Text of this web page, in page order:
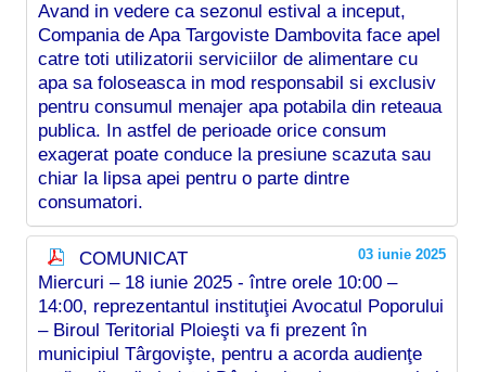
Avand in vedere ca sezonul estival a inceput,
Compania de Apa Targoviste Dambovita face apel
catre toti utilizatorii serviciilor de alimentare cu
apa sa foloseasca in mod responsabil si exclusiv
pentru consumul menajer apa potabila din reteaua
publica. In astfel de perioade orice consum
exagerat poate conduce la presiune scazuta sau
chiar la lipsa apei pentru o parte dintre
consumatori.
03 iunie 2025
COMUNICAT
Miercuri – 18 iunie 2025 - între orele 10:00 –
14:00, reprezentantul instituţiei Avocatul Poporului
– Biroul Teritorial Ploieşti va fi prezent în
municipiul Târgovişte, pentru a acorda audienţe